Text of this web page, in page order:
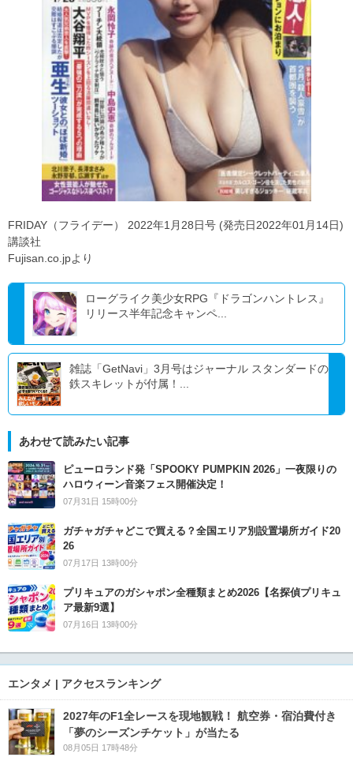
FRIDAY（フライデー） 2022年1月28日号 (発売日2022年01月14日)
講談社
Fujisan.co.jpより
ローグライク美少女RPG『ドラゴンハントレス』
リリース半年記念キャンペ...
雑誌「GetNavi」3月号はジャーナル スタンダードの
鉄スキレットが付属！...
あわせて読みたい記事
ピューロランド発「SPOOKY PUMPKIN 2026」一夜限りの
ハロウィーン音楽フェス開催決定！
07月31日 15時00分
ガチャガチャどこで買える？全国エリア別設置場所ガイド20
26
07月17日 13時00分
プリキュアのガシャポン全種類まとめ2026【名探偵プリキュ
ア最新9選】
07月16日 13時00分
エンタメ | アクセスランキング
2027年のF1全レースを現地観戦！ 航空券・宿泊費付き
「夢のシーズンチケット」が当たる
08月05日 17時48分